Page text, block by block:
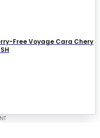
Free Voyage Cara Chery